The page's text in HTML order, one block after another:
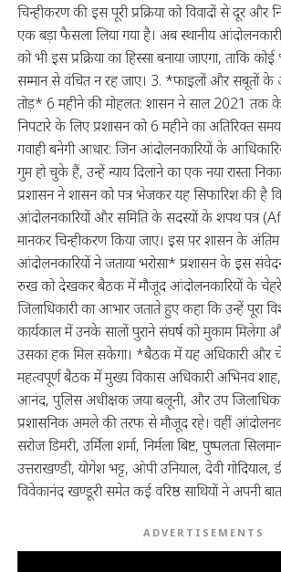
चिन्हीकरण की इस पूरी प्रक्रिया को विवादों से दूर और
एक बड़ा फैसला लिया गया है। अब स्थानीय
को भी इस प्रक्रिया का हिस्सा बनाया जाएगा, ताकि
सम्मान से वंचित न रह जाए। 3. *फाइलों और सबूतों के
तोड़* 6 महीने की मोहलत: शासन ने साल 2021 तक
निपटारे के लिए प्रशासन को 6 महीने का अतिरिक्त समय
गवाही बनेगी आधार: जिन आंदोलनकारियों के
गुम हो चुके हैं, उन्हें न्याय दिलाने का एक नया रास्ता
प्रशासन ने शासन को पत्र भेजकर यह सिफारिश की है
आंदोलनकारियों और समिति के सदस्यों के शपथ पत्र
मानकर चिन्हीकरण किया जाए। इस पर शासन के
आंदोलनकारियों ने जताया भरोसा* प्रशासन के इस
रुख को देखकर बैठक में मौजूद आंदोलनकारियों के चेहरे
जिलाधिकारी का आभार जताते हुए कहा कि उन्हें पूरा
कार्यकाल में उनके सालों पुराने संघर्ष को मुकाम मिलेगा
उसका हक मिल सकेगा। *बैठक में यह अधिकारी और
महत्वपूर्ण बैठक में मुख्य विकास अधिकारी अभिनव
आनंद, पुलिस अधीक्षक जया बलूनी, और उप
प्रशासनिक अमले की तरफ से मौजूद रहे। वहीं
सरोज डिमरी, उर्मिला शर्मा, निर्मला बिष्ट, पुष्पलता
उत्तराखण्डी, योगेश भट्ट, ओपी उनियाल, देवी
विवेकानंद खण्डूरी समेत कई वरिष्ठ साथियों ने अपनी
ADVERTISEMENTS